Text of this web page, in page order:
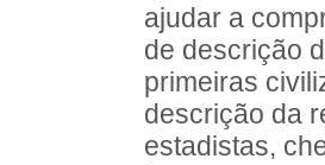
ajudar a
de descrição
primeiras
descrição da
estadistas,